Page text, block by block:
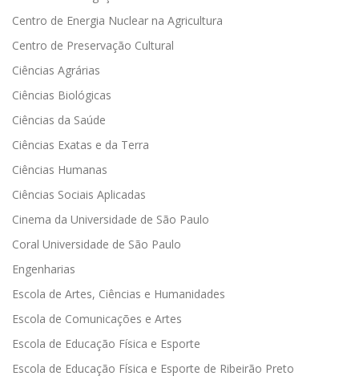
Centro de Energia Nuclear na Agricultura
Centro de Preservação Cultural
Ciências Agrárias
Ciências Biológicas
Ciências da Saúde
Ciências Exatas e da Terra
Ciências Humanas
Ciências Sociais Aplicadas
Cinema da Universidade de São Paulo
Coral Universidade de São Paulo
Engenharias
Escola de Artes, Ciências e Humanidades
Escola de Comunicações e Artes
Escola de Educação Física e Esporte
Escola de Educação Física e Esporte de Ribeirão Preto